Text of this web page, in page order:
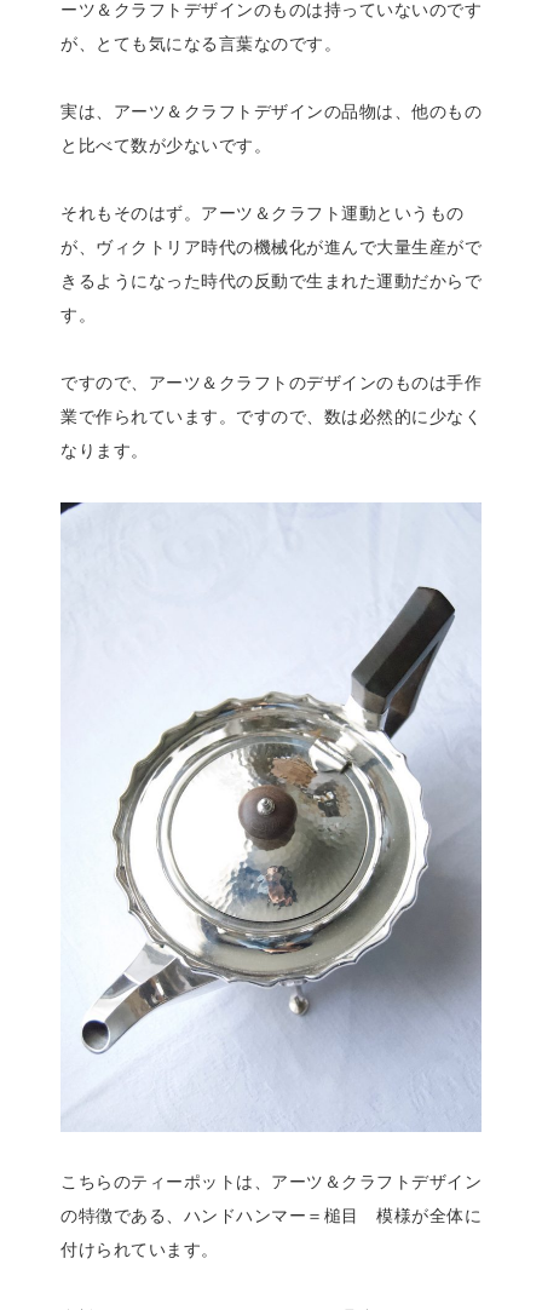
ーツ＆クラフトデザインのものは持っていないのです
が、とても気になる言葉なのです。
実は、アーツ＆クラフトデザインの品物は、他のもの
と比べて数が少ないです。
それもそのはず。アーツ＆クラフト運動というもの
が、ヴィクトリア時代の機械化が進んで大量生産がで
きるようになった時代の反動で生まれた運動だからで
す。
ですので、アーツ＆クラフトのデザインのものは手作
業で作られています。ですので、数は必然的に少なく
なります。
こちらのティーポットは、アーツ＆クラフトデザイン
の特徴である、ハンドハンマー＝槌目 模様が全体に
付けられています。